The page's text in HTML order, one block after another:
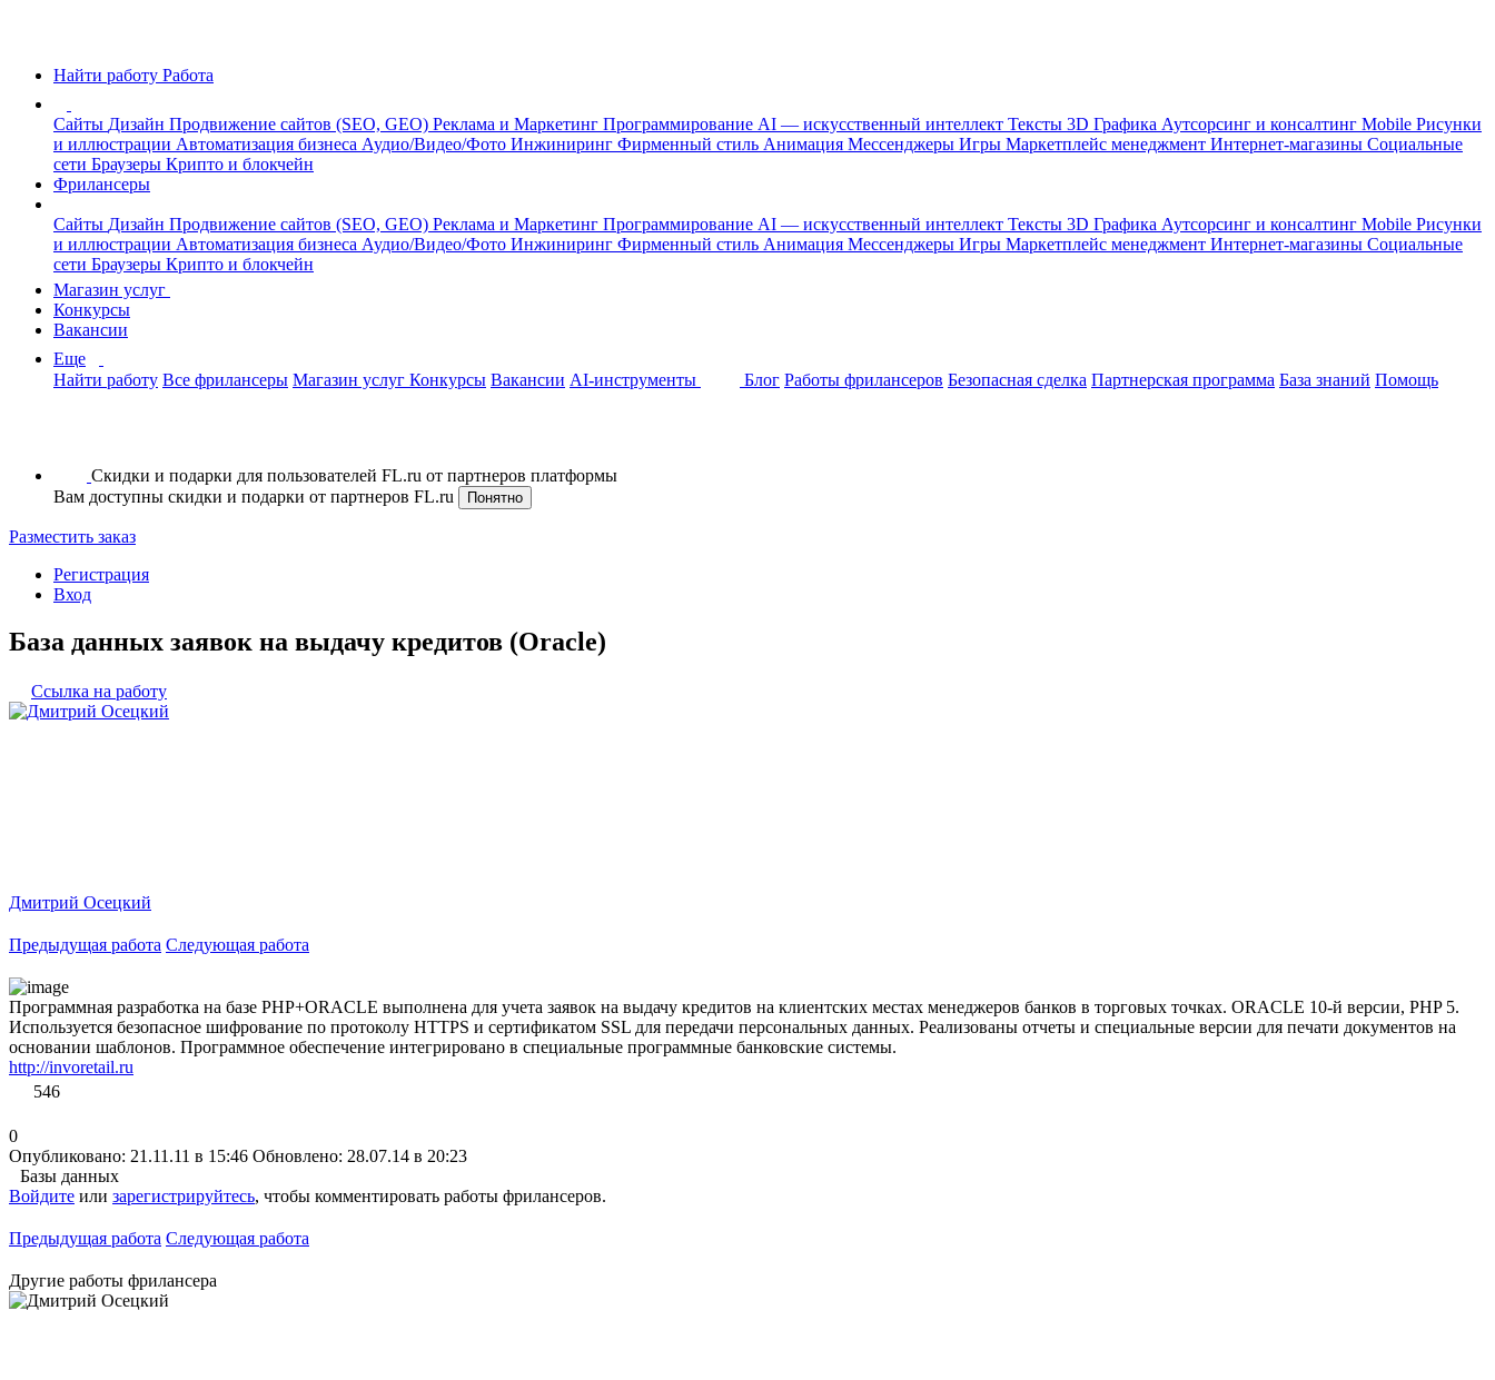
Найти работу Работа
Сайты Дизайн Продвижение сайтов (SEO, GEO) Реклама и Маркетинг Программирование AI — искусственный интеллект Тексты 3D Графика Аутсорсинг и консалтинг Mobile Рисунки
и иллюстрации Автоматизация бизнеса Аудио/Видео/Фото Инжиниринг Фирменный стиль Анимация Мессенджеры Игры Маркетплейс менеджмент Интернет-магазины Социальные
сети Браузеры Крипто и блокчейн
Фрилансеры
Сайты Дизайн Продвижение сайтов (SEO, GEO) Реклама и Маркетинг Программирование AI — искусственный интеллект Тексты 3D Графика Аутсорсинг и консалтинг Mobile Рисунки
и иллюстрации Автоматизация бизнеса Аудио/Видео/Фото Инжиниринг Фирменный стиль Анимация Мессенджеры Игры Маркетплейс менеджмент Интернет-магазины Социальные
сети Браузеры Крипто и блокчейн
Магазин услуг
Конкурсы
Вакансии
Еще
Найти работу Все фрилансеры Магазин услуг Конкурсы Вакансии AI-инструменты Блог Работы фрилансеров Безопасная сделка Партнерская программа База знаний Помощь
Скидки и подарки для пользователей FL.ru от партнеров платформы
Вам доступны скидки и подарки от партнеров FL.ru
Понятно
Разместить заказ
Регистрация
Вход
База данных заявок на выдачу кредитов (Oracle)
Ссылка на работу
Дмитрий Осецкий
Предыдущая работа Следующая работа
Программная разработка на базе PHP+ORACLE выполнена для учета заявок на выдачу кредитов на клиентских местах менеджеров банков в торговых точках. ORACLE 10-й версии, PHP 5.
Используется безопасное шифрование по протоколу HTTPS и сертификатом SSL для передачи персональных данных. Реализованы отчеты и специальные версии для печати документов на
основании шаблонов. Программное обеспечение интегрировано в специальные программные банковские системы.
http://invoretail.ru
546
0
Опубликовано: 21.11.11 в 15:46 Обновлено: 28.07.14 в 20:23
Базы данных
Войдите или зарегистрируйтесь, чтобы комментировать работы фрилансеров.
Предыдущая работа Следующая работа
Другие работы фрилансера